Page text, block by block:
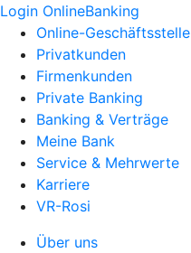
Login OnlineBanking
Online-Geschäftsstelle
Privatkunden
Firmenkunden
Private Banking
Banking & Verträge
Meine Bank
Service & Mehrwerte
Karriere
VR-Rosi
Über uns